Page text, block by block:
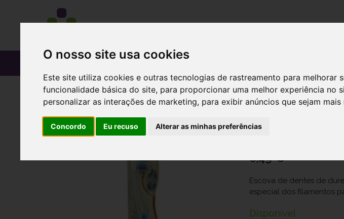
O nosso site usa cookies
Este site utiliza cookies e outras tecnologias de rastreamento para melhorar
funcionalidade básica do site, para proporcionar uma melhor experiência no
personalizar as interações de marketing, para exibir anúncios que sejam
Concordo Eu recuso Alterar as minhas preferências
Elgydium Esc
6,49 €
Escova de dentes de
especial dos filamentos
Disponível